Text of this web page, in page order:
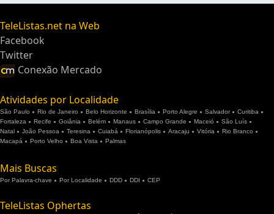
TeleListas.net na Web
Facebook
Twitter
Conexão Mercado
Atividades por Localidade
São Paulo Rio de Janeiro Belo Horizonte Brasília Porto Alegre Salvador
Curitiba
Fortaleza
Recife Goiânia Belém Manaus Campo Grande Maceió
São Luís
Natal
João Pessoa Teresina Cuiabá Florianópolis Aracaju Vitória
Rio Branco
Macapá
Porto Velho Boa Vista Palmas
Mais Buscas
Por Palavra-chave Por Localidade DDD DDI CEP
TeleListas Ophertas